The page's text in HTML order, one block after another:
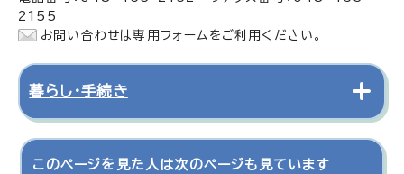
2155
お問い合わせは専用フォームをご利用ください。
暮らし・手続き
このページを見た人は次のページも見ています